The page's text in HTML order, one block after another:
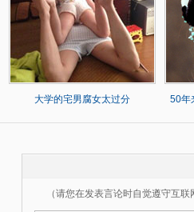
大学的宅男腐女太过分 50年
（请您在发表言论时自觉遵守互